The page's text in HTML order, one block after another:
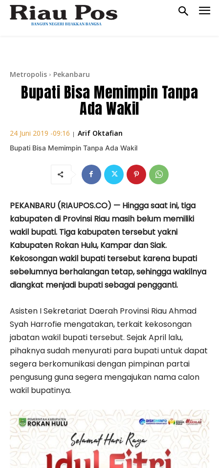
Metropolis Pekanbaru
Bupati Bisa Memimpin Tanpa
Ada Wakil
24 Juni 2019 -09:16 | Arif Oktafian
Bupati Bisa Memimpin Tanpa Ada Wakil
PEKANBARU (RIAUPOS.CO) — Hingga saat ini, tiga
kabupaten di Provinsi Riau masih belum memiliki
wakil bupati. Tiga kabupaten tersebut yakni
Kabupaten Rokan Hulu, Kampar dan Siak.
Kekosongan wakil bupati tersebut karena bupati
sebelumnya berhalangan tetap, sehingga wakilnya
diangkat menjadi bupati sebagai pengganti.
Asisten I Sekretariat Daerah Provinsi Riau Ahmad
Syah Harrofie mengatakan, terkait kekosongan
jabatan wakil bupati tersebut. Sejak April lalu,
pihaknya sudah menyurati para bupati untuk dapat
segera berkomunikasi dengan pimpinan partai
pengusung guna segera mengajukan nama calon
wakil bupatinya.